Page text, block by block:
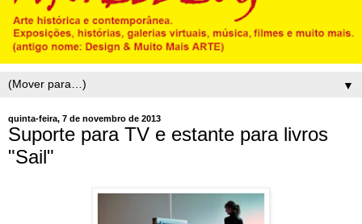
▼
quinta-feira, 7 de novembro de 2013
Suporte para TV e estante para livros
"Sail"